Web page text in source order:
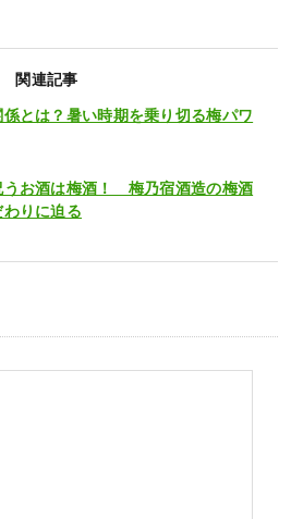
関連記事
とは？暑い時期を乗り切る梅パワ
うお酒は梅酒！ 梅乃宿酒造の梅酒
りに迫る